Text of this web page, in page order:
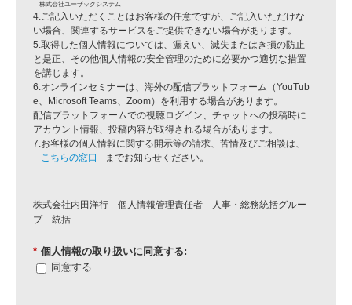
株式会社ユーザックシステム
4.ご記入いただくことはお客様の任意ですが、ご記入いただけな
い場合、関連するサービスをご提供できない場合があります。
5.取得した個人情報については、漏えい、滅失またはき損の防止
と是正、その他個人情報の安全管理のために必要かつ適切な措置
を講じます。
6.オンラインセミナーは、海外の配信プラットフォーム（YouTub
e、Microsoft Teams、Zoom）を利用する場合があります。
配信プラットフォームでの視聴ログイン、チャットへの投稿時に
アカウント情報、投稿内容が取得される場合があります。
7.お客様の個人情報に関する開示等の請求、苦情及びご相談は、
こちらの窓口
までお知らせください。
株式会社内田洋行 個人情報管理責任者 人事・総務統括グルー
プ 統括
* 個人情報の取り扱いに同意する:
同意する